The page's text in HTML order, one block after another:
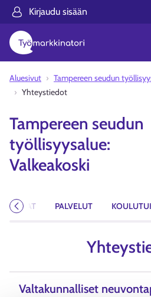
Kirjaudu sisään
Aluesivut Tampereen seudun
Yhteystiedot
Tampereen seudun
työllisyysalue:
Valkeakoski
PALVELUT
Edellinen
Valtakunnalliset